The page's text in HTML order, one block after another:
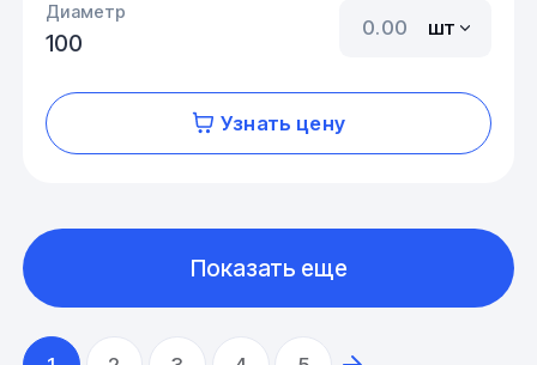
Диаметр
100
шт
Узнать цену
Показать еще